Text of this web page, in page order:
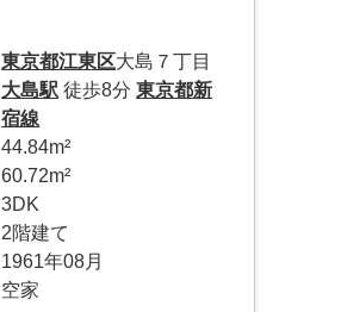
東京都江東区大島７丁目
大島駅 徒歩8分東京都新
宿線
44.84m²
60.72m²
3DK
2階建て
1961年08月
空家